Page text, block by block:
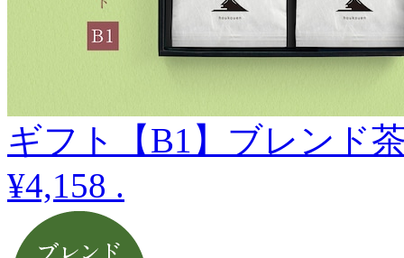
ギフト【B1】ブレンド
¥4,158 .